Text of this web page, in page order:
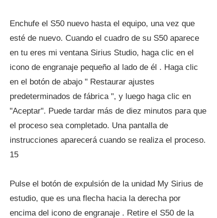
Enchufe el S50 nuevo hasta el equipo, una vez que
esté de nuevo. Cuando el cuadro de su S50 aparece
en tu eres mi ventana Sirius Studio, haga clic en el
icono de engranaje pequeño al lado de él . Haga clic
en el botón de abajo " Restaurar ajustes
predeterminados de fábrica ", y luego haga clic en
"Aceptar". Puede tardar más de diez minutos para que
el proceso sea completado. Una pantalla de
instrucciones aparecerá cuando se realiza el proceso.
15
Pulse el botón de expulsión de la unidad My Sirius de
estudio, que es una flecha hacia la derecha por
encima del icono de engranaje . Retire el S50 de la